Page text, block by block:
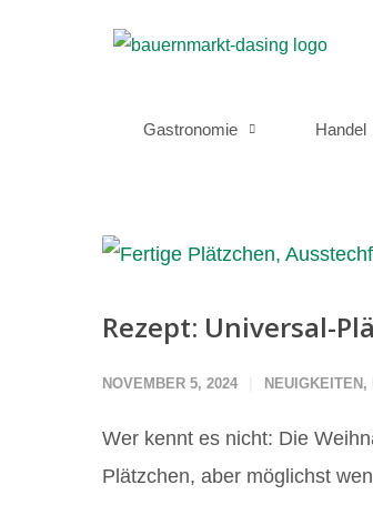
Gastronomie Handel
Rezept: Universal-
NOVEMBER 5, 2024 NEUIGKEITEN ,
Wer kennt es nicht: Die
Plätzchen, aber möglichst